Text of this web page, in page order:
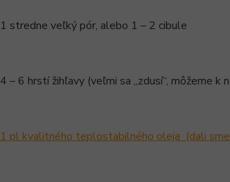
1 stredne veľký pór, alebo 1 – 2 cibule
4 – 6 hrstí žihľavy (veľmi sa „zdusí“, môžeme
1 pl kvalitného teplostabilného oleja (dali sme